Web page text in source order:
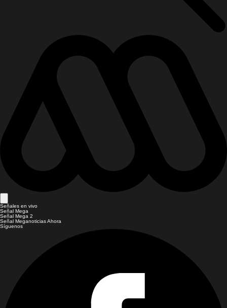
Señales en vivo
Señal Mega
Señal Mega 2
Señal Meganoticias Ahora
Síguenos